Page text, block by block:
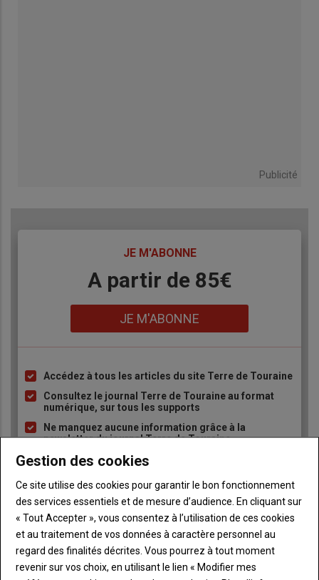
Publicité
JE M'ABONNE
A partir de 85€
JE M'ABONNE
Liste
à
puce
Accédez à tous les articles du site Terre de Touraine
Consultez le journal Terre de Touraine au format
numérique, sur tous les supports
Ne manquez aucune information grâce à la
newsletter du journal Terre de Touraine
Sous-
titre
Vous êtes abonné(e)
TITRE IDENTIFIEZ-VOUS
Gestion des cookies
Ce site utilise des cookies pour garantir le bon fonctionnement
des services essentiels et de mesure d’audience. En cliquant sur
« Tout Accepter », vous consentez à l’utilisation de ces cookies
et au traitement de vos données à caractère personnel au
regard des finalités décrites. Vous pourrez à tout moment
revenir sur vos choix, en utilisant le lien « Modifier mes